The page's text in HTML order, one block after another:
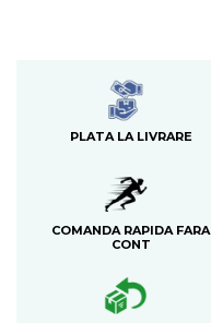
PLATA LA LIVRARE
COMANDA RAPIDA FARA
CONT